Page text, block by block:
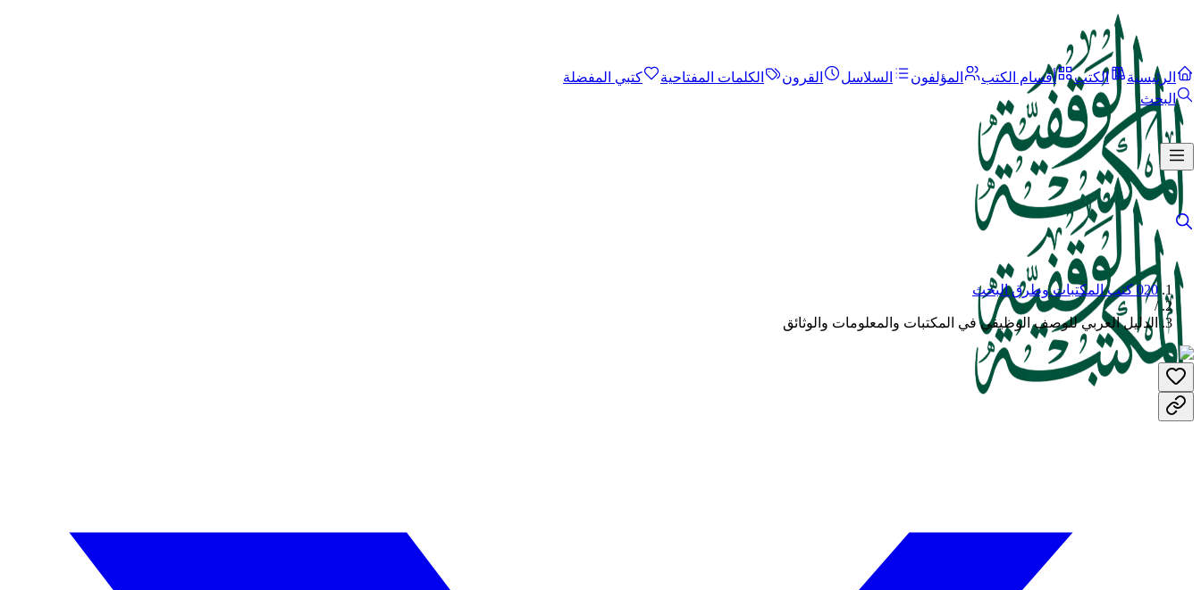
الرئيسية الكتب أقسام الكتب المؤلفون السلاسل القرون الكلمات المفتاحية
كتبي المفضلة
البحث
020 كتب المكتبات وطرق البحث
/
الدليل العربي للوصف الوظيفي في المكتبات والمعلومات والوثائق